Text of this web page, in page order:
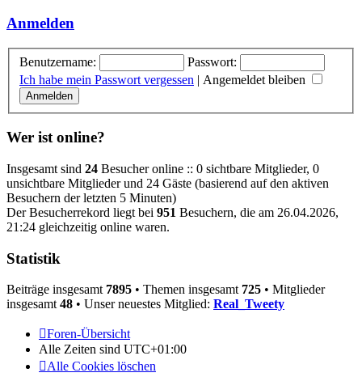
Anmelden
Benutzername:
Passwort:
Ich habe mein Passwort vergessen | Angemeldet bleiben
Wer ist online?
Insgesamt sind 24 Besucher online :: 0 sichtbare Mitglieder, 0
unsichtbare Mitglieder und 24 Gäste (basierend auf den aktiven
Besuchern der letzten 5 Minuten)
Der Besucherrekord liegt bei 951 Besuchern, die am 26.04.2026,
21:24 gleichzeitig online waren.
Statistik
Beiträge insgesamt 7895 • Themen insgesamt 725 • Mitglieder
insgesamt 48 • Unser neuestes Mitglied: Real_Tweety
Foren-Übersicht
Alle Zeiten sind UTC+01:00
Alle Cookies löschen